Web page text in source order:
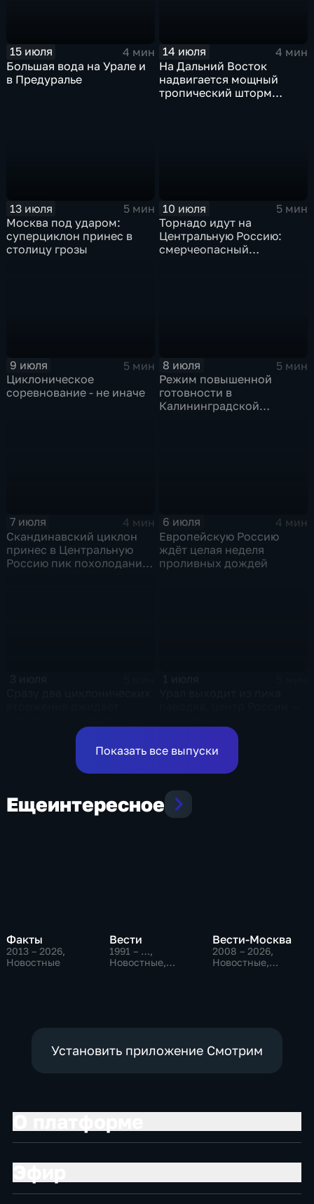
15 июля
4 мин
Большая вода на Урале и
в Предуралье
14 июля
4 мин
На Дальний Восток
надвигается мощный
тропический шторм
13 июля
5 мин
Москва под ударом:
суперциклон принес в
столицу грозы
10 июля
5 мин
Торнадо идут на
Центральную Россию:
смерчеопасный
9 июля
5 мин
Циклоническое
соревнование - не иначе
8 июля
5 мин
Режим повышенной
готовности в
Калининградской
7 июля
4 мин
Скандинавский циклон
принес в Центральную
Россию пик похолодания
6 июля
4 мин
Европейскую Россию
ждёт целая неделя
проливных дождей
оставшиеся дни недели
Показать все выпуски
Ещеинтересное
Факты
2013 – 2026,
Новостные
Вести
1991 – …,
Новостные,
Вести-Москва
2008 – 2026,
Новостные,
Установить приложение Смотрим